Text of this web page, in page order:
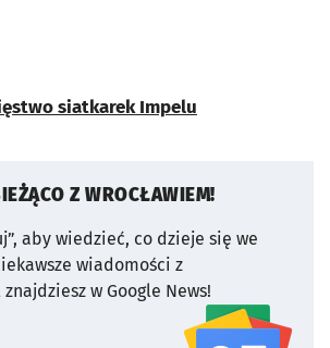
siatkarek Impelu
Z WROCŁAWIEM!
aby wiedzieć, co dzieje się we
wiadomości z
w Google News!